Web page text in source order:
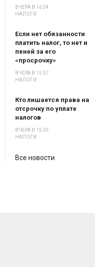
ВЧЕРА В 16:34
НАЛОГИ
Если нет обязанности
платить налог, то нет и
пеней за его
«просрочку»
ВЧЕРА В 15:57
НАЛОГИ
Кто лишается права на
отсрочку по уплате
налогов
ВЧЕРА В 15:35
НАЛОГИ
Все новости